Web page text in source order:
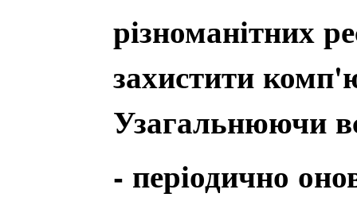
різноманітних
захистити
Узагальнюючи
- періодично